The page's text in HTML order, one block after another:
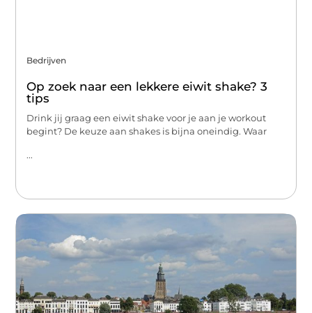
Bedrijven
Op zoek naar een lekkere eiwit shake? 3
tips
Drink jij graag een eiwit shake voor je aan je workout
begint? De keuze aan shakes is bijna oneindig. Waar
...